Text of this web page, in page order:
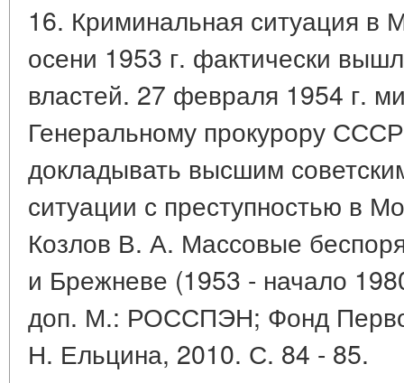
16. Криминальная ситуация в
осени 1953 г. фактически
властей. 27 февраля 1954 г.
Генеральному прокурору
докладывать высшим
ситуации с преступностью в
Козлов В. А. Массовые
и Брежневе (1953 - начало
доп. М.: РОССПЭН; Фонд
Н. Ельцина, 2010. С. 84 - 85.